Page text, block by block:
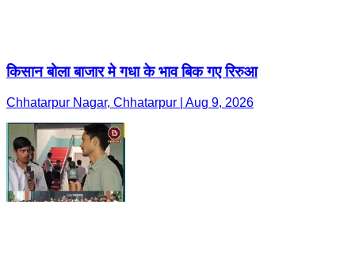
किसान बोला बाजार मे गधा के भाव बिक गए रिरुआ
Chhatarpur Nagar, Chhatarpur | Aug 9, 2026